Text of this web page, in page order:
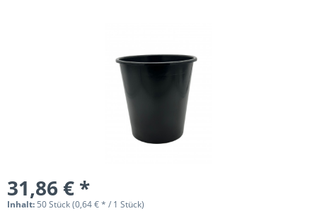
31,86 € *
Inhalt: 50 Stück (0,64 € * / 1 Stück)